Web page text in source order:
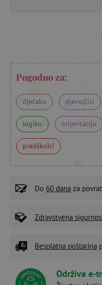
Pogodno za:
dječaku djevojčici
logiku orijentaciju
predškolci
Do 60 dana za
Zdravstvena
Besplatna poštarina
Održiva e-